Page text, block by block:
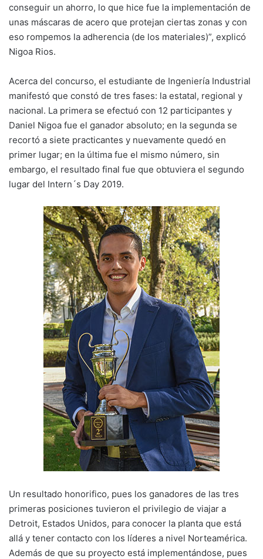
conseguir un ahorro, lo que hice fue la implementación de
unas máscaras de acero que protejan ciertas zonas y con
eso rompemos la adherencia (de los materiales)”, explicó
Nigoa Rios.
Acerca del concurso, el estudiante de Ingeniería Industrial
manifestó que constó de tres fases: la estatal, regional y
nacional. La primera se efectuó con 12 participantes y
Daniel Nigoa fue el ganador absoluto; en la segunda se
recortó a siete practicantes y nuevamente quedó en
primer lugar; en la última fue el mismo número, sin
embargo, el resultado final fue que obtuviera el segundo
lugar del Intern´s Day 2019.
Un resultado honorifico, pues los ganadores de las tres
primeras posiciones tuvieron el privilegio de viajar a
Detroit, Estados Unidos, para conocer la planta que está
allá y tener contacto con los líderes a nivel Norteamérica.
Además de que su proyecto está implementándose, pues